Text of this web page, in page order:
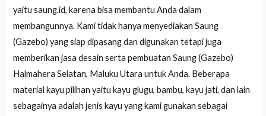
yaitu saung.id, karena bisa membantu Anda dalam
membangunnya. Kami tidak hanya menyediakan Saung
(Gazebo) yang siap dipasang dan digunakan tetapi juga
memberikan jasa desain serta pembuatan Saung (Gazebo)
Halmahera Selatan, Maluku Utara untuk Anda. Beberapa
material kayu pilihan yaitu kayu glugu, bambu, kayu jati, dan lain
sebagainya adalah jenis kayu yang kami gunakan sebagai